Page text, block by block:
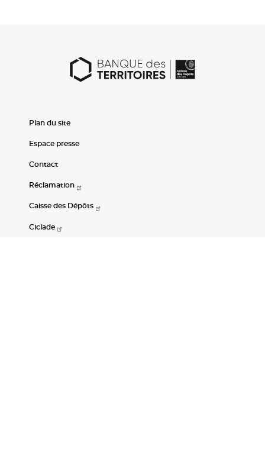
Plan du site
Espace presse
Contact
Réclamation
Caisse des Dépôts
Ciclade